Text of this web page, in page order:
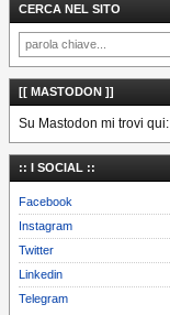
CERCA NEL SITO
[[ MASTODON ]]
Su Mastodon mi trovi qui:
:: I SOCIAL ::
Facebook
Instagram
Twitter
Linkedin
Telegram